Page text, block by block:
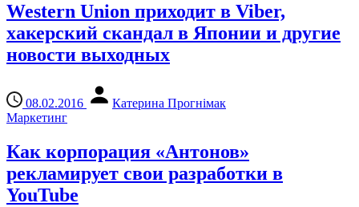
Western Union приходит в Viber,
хакерский скандал в Японии и другие
новости выходных
08.02.2016
Катерина Прогнімак
Маркетинг
Как корпорация «Антонов»
рекламирует свои разработки в
YouTube